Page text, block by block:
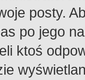
posty.
po jego
ktoś